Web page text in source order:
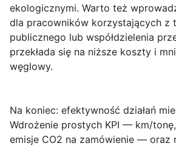
ekologicznymi. Warto też
dla pracowników korzystających z
publicznego lub współdzielenia
przekłada się na niższe koszty i
węglowy.
Na koniec: efektywność działań
Wdrożenie prostych KPI — km/
emisje CO2 na zamówienie — oraz